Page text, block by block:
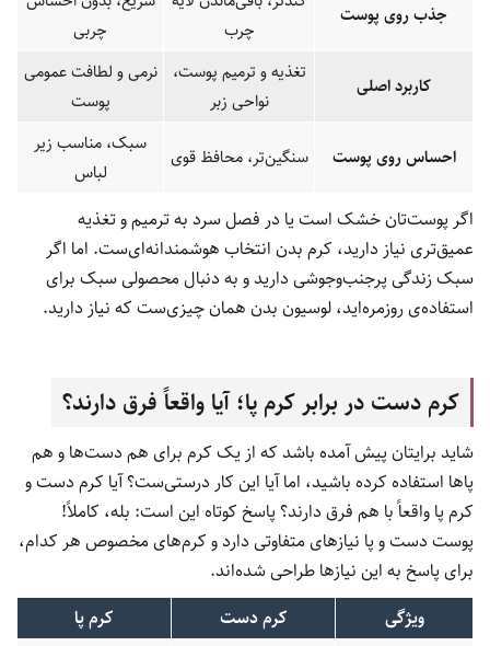
جذب روی پوست
چرب
چربی
کاربرد اصلی
تغذیه و ترمیم پوست،
نواحی زبر
نرمی و لطافت عمومی
پوست
احساس روی پوست سنگین‌تر، محافظ قوی
سبک، مناسب زیر
لباس
اگر پوست‌تان خشک است یا در فصل سرد به ترمیم و تغذیه
عمیق‌تری نیاز دارید، کرم بدن انتخاب هوشمندانه‌ای‌ست. اما اگر
سبک زندگی پرجنب‌وجوشی دارید و به دنبال محصولی سبک برای
استفاده‌ی روزمره‌اید، لوسیون بدن همان چیزی‌ست که نیاز دارید.
کرم دست در برابر کرم پا؛ آیا واقعاً فرق دارند؟
شاید برایتان پیش آمده باشد که از یک کرم برای هم دست‌ها و هم
پاها استفاده کرده باشید، اما آیا این کار درستی‌ست؟ آیا کرم دست و
کرم پا واقعاً با هم فرق دارند؟ پاسخ کوتاه این است: بله، کاملاً!
پوست دست و پا نیازهای متفاوتی دارد و کرم‌های مخصوص هر کدام،
برای پاسخ به این نیازها طراحی شده‌اند.
ویژگی
کرم دست کرم پا